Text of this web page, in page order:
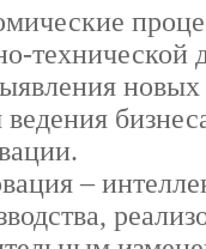
технической
–